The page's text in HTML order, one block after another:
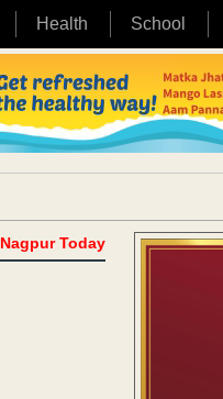
Health School
Nagpur Today